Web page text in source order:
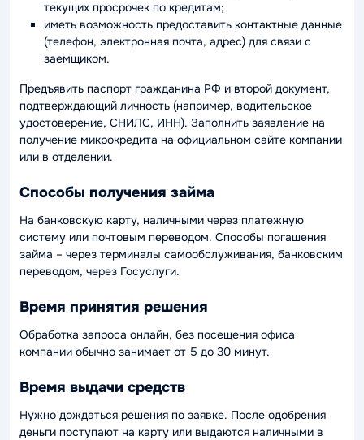
текущих просрочек по кредитам;
иметь возможность предоставить контактные данные
(телефон, электронная почта, адрес) для связи с
заемщиком.
Предъявить паспорт гражданина РФ и второй документ,
подтверждающий личность (например, водительское
удостоверение, СНИЛС, ИНН). Заполнить заявление на
получение микрокредита на официальном сайте компании
или в отделении.
Способы получения займа
На банковскую карту, наличными через платежную
систему или почтовым переводом. Способы погашения
займа – через терминалы самообслуживания, банковским
переводом, через Госуслуги.
Время принятия решения
Обработка запроса онлайн, без посещения офиса
компании обычно занимает от 5 до 30 минут.
Время выдачи средств
Нужно дождаться решения по заявке. После одобрения
деньги поступают на карту или выдаются наличными в